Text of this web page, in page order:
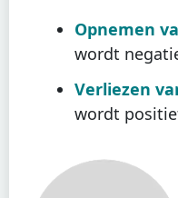
Opnemen
wordt
Verliezen
wordt